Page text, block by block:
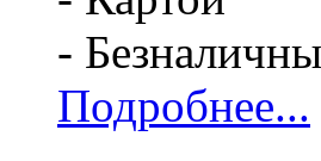
-
Подробнее...